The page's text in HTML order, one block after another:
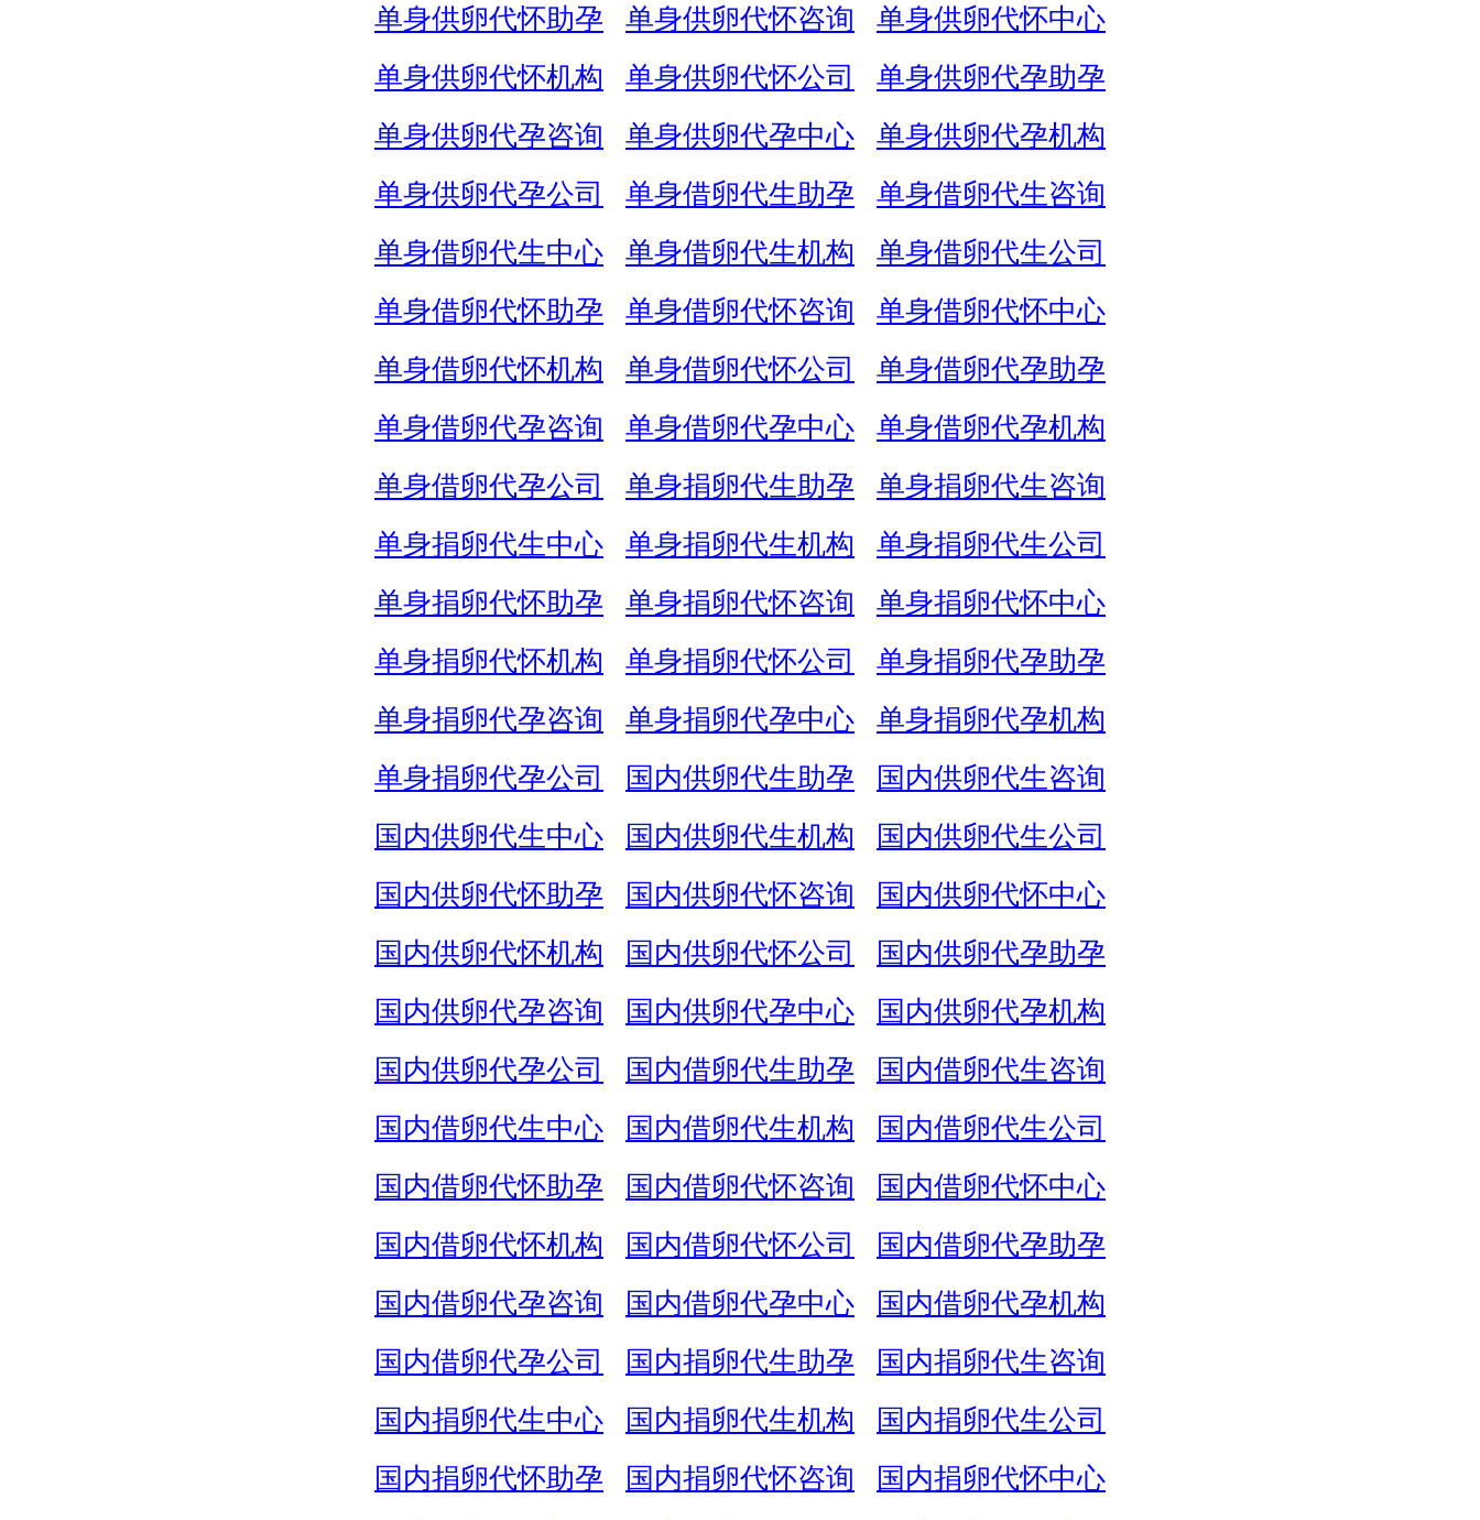
单身供卵代怀助孕
单身供卵代怀咨询
单身供卵代怀中心
单身供卵代怀机构
单身供卵代怀公司
单身供卵代孕助孕
单身供卵代孕咨询
单身供卵代孕中心
单身供卵代孕机构
单身供卵代孕公司
单身借卵代生助孕
单身借卵代生咨询
单身借卵代生中心
单身借卵代生机构
单身借卵代生公司
单身借卵代怀助孕
单身借卵代怀咨询
单身借卵代怀中心
单身借卵代怀机构
单身借卵代怀公司
单身借卵代孕助孕
单身借卵代孕咨询
单身借卵代孕中心
单身借卵代孕机构
单身借卵代孕公司
单身捐卵代生助孕
单身捐卵代生咨询
单身捐卵代生中心
单身捐卵代生机构
单身捐卵代生公司
单身捐卵代怀助孕
单身捐卵代怀咨询
单身捐卵代怀中心
单身捐卵代怀机构
单身捐卵代怀公司
单身捐卵代孕助孕
单身捐卵代孕咨询
单身捐卵代孕中心
单身捐卵代孕机构
单身捐卵代孕公司
国内供卵代生助孕
国内供卵代生咨询
国内供卵代生中心
国内供卵代生机构
国内供卵代生公司
国内供卵代怀助孕
国内供卵代怀咨询
国内供卵代怀中心
国内供卵代怀机构
国内供卵代怀公司
国内供卵代孕助孕
国内供卵代孕咨询
国内供卵代孕中心
国内供卵代孕机构
国内供卵代孕公司
国内借卵代生助孕
国内借卵代生咨询
国内借卵代生中心
国内借卵代生机构
国内借卵代生公司
国内借卵代怀助孕
国内借卵代怀咨询
国内借卵代怀中心
国内借卵代怀机构
国内借卵代怀公司
国内借卵代孕助孕
国内借卵代孕咨询
国内借卵代孕中心
国内借卵代孕机构
国内借卵代孕公司
国内捐卵代生助孕
国内捐卵代生咨询
国内捐卵代生中心
国内捐卵代生机构
国内捐卵代生公司
国内捐卵代怀助孕
国内捐卵代怀咨询
国内捐卵代怀中心